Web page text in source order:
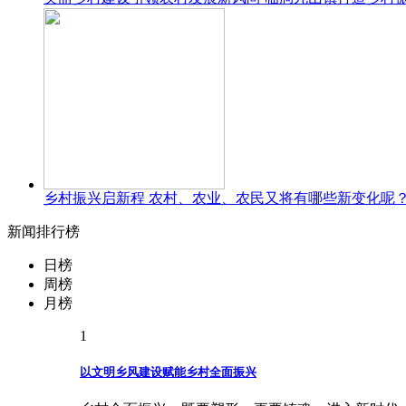
乡村振兴启新程 农村、农业、农民又将有哪些新变化呢
新闻排行榜
日榜
周榜
月榜
1
以文明乡风建设赋能乡村全面振兴